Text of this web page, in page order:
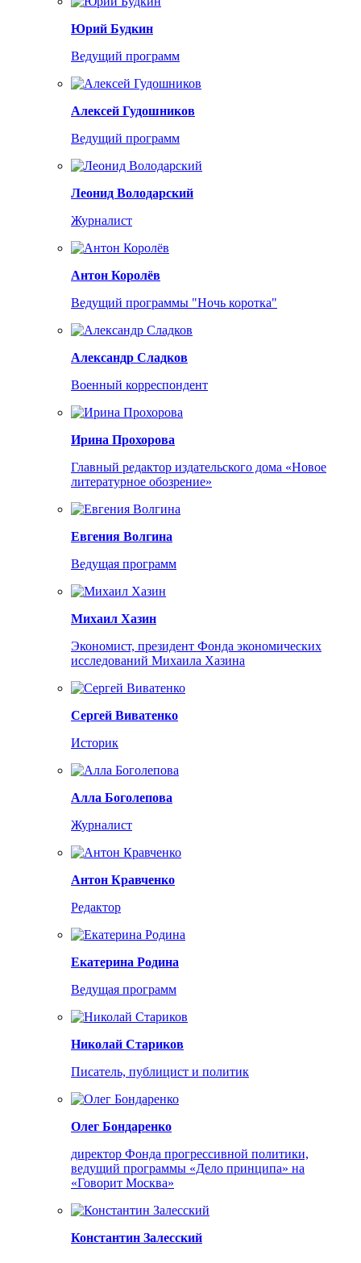
Юрий Будкин
Ведущий программ
Алексей Гудошников
Ведущий программ
Леонид Володарский
Журналист
Антон Королёв
Ведущий программы "Ночь коротка"
Александр Сладков
Военный корреспондент
Ирина Прохорова
Главный редактор издательского дома «Новое
литературное обозрение»
Евгения Волгина
Ведущая программ
Михаил Хазин
Экономист, президент Фонда экономических
исследований Михаила Хазина
Сергей Виватенко
Историк
Алла Боголепова
Журналист
Антон Кравченко
Редактор
Екатерина Родина
Ведущая программ
Николай Стариков
Писатель, публицист и политик
Олег Бондаренко
директор Фонда прогрессивной политики,
ведущий программы «Дело принципа» на
«Говорит Москва»
Константин Залесский